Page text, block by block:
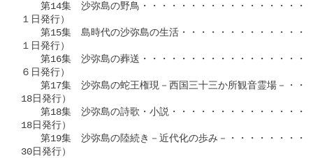
第14集　沙弥島の野鳥・・・・・・・・・・・・・・・・・
１日発行）
第15集　島時代の沙弥島の生活・・・・・・・・・・・・・
１日発行）
第16集　沙弥島の葬送・・・・・・・・・・・・・・・・・
６日発行）
第17集　沙弥島の蛇王権現－西国三十三か所観音霊場－・・
18日発行）
第18集　沙弥島の詩歌・小説・・・・・・・・・・・・・・
18日発行）
第19集　沙弥島の陸続き－近代化の歩み－・・・・・・・・
30日発行）